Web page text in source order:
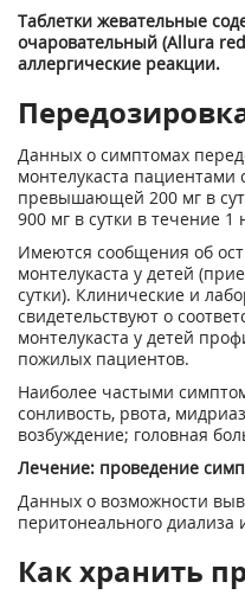
Таблетки жевательные
очаровательный (Allura
аллергические реакции.
Данных о симптомах
монтелукаста пациентами
превышающей 200 мг в
900 мг в сутки в течение
Имеются сообщения об
монтелукаста у детей
сутки). Клинические и
свидетельствуют о
монтелукаста у детей
пожилых пациентов.
Наиболее частыми
сонливость, рвота,
возбуждение; головная
Лечение: проведение
Данных о возможности
перитонеального диализа
Как хранить